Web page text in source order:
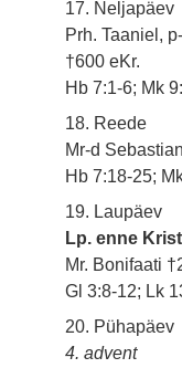
17. Neljapäev
Prh. Taaniel,
†600 eKr.
Hb 7:1-6; Mk
18. Reede
Mr-d
Hb 7:18-25;
19. Laupäev
Lp. enne
Mr. Bonifaati
Gl 3:8-12; Lk
20. Pühapäev
4. advent